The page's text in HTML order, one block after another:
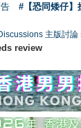
#【恐同矮仔】
主版討論
review